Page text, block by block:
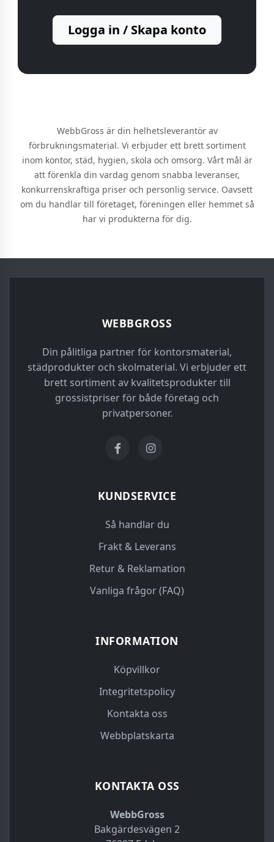
Logga in / Skapa konto
WebbGross är din helhetsleverantör av
förbrukningsmaterial. Vi erbjuder ett brett sortiment
inom kontor, städ, hygien, skola och omsorg. Vårt mål är
att förenkla din vardag genom snabba leveranser,
konkurrenskraftiga priser och personlig service. Oavsett
om du handlar till företaget, föreningen eller hemmet så
har vi produkterna för dig.
WEBBGROSS
Din pålitliga partner för kontorsmaterial,
städprodukter och skolmaterial. Vi erbjuder ett
brett sortiment av kvalitetsprodukter till
grossistpriser för både företag och
privatpersoner.
KUNDSERVICE
Så handlar du
Frakt & Leverans
Retur & Reklamation
Vanliga frågor (FAQ)
INFORMATION
Köpvillkor
Integritetspolicy
Kontakta oss
Webbplatskarta
KONTAKTA OSS
WebbGross
Bakgärdesvägen 2